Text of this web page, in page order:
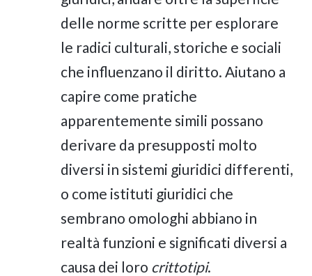
delle norme scritte per esplorare
le radici culturali, storiche e sociali
che influenzano il diritto. Aiutano a
capire come pratiche
apparentemente simili possano
derivare da presupposti molto
diversi in sistemi giuridici differenti,
o come istituti giuridici che
sembrano omologhi abbiano in
realtà funzioni e significati diversi a
causa dei loro crittotipi.